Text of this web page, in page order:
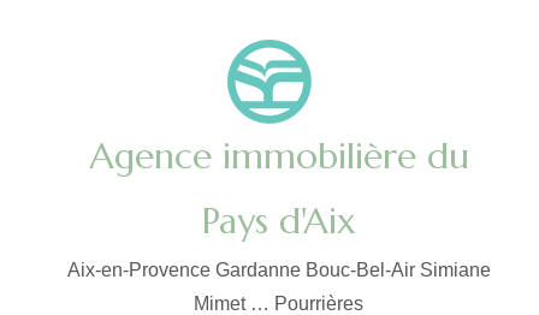
Agence immobilière du
Pays d'Aix
Aix-en-Provence Gardanne Bouc-Bel-Air Simiane
Mimet … Pourrières